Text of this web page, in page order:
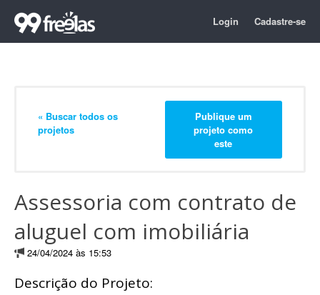
Login Cadastre-se
« Buscar todos os
projetos
Publique um
projeto como
este
Assessoria com contrato de
aluguel com imobiliária
24/04/2024 às 15:53
Descrição do Projeto: